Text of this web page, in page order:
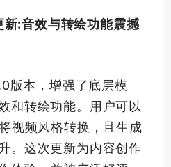
:音效与转绘功能震撼
版本，增强了底层模
和转绘功能。用户可以
视频风格转换，且生成
。这次更新为内容创作